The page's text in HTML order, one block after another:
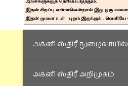
அக்னி ஸ்திரீ நுழைவாயில்
அக்னி ஸ்திரீ அறிமுகம்